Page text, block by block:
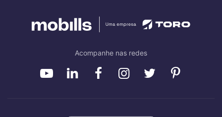
Acompanhe nas redes